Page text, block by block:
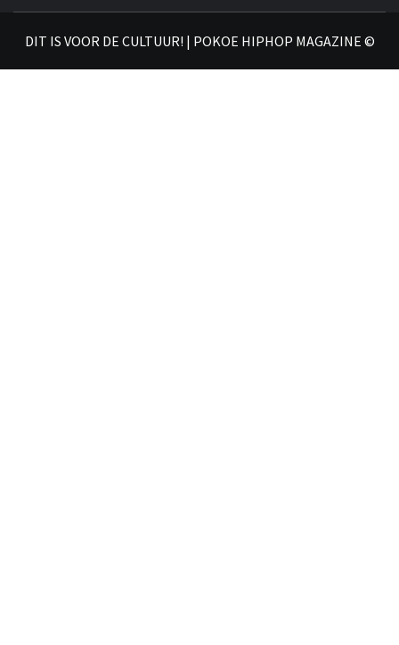
DIT IS VOOR DE CULTUUR! | POKOE HIPHOP MAGAZINE ©